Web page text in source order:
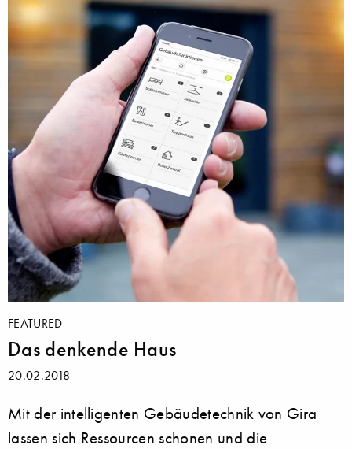
FEATURED
Das denkende Haus
20.02.2018
Mit der intelligenten Gebäudetechnik von Gira
lassen sich Ressourcen schonen und die